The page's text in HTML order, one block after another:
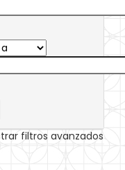
filtros avanzados